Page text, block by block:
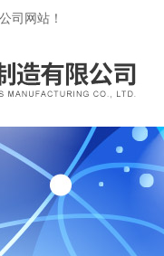
司网站！